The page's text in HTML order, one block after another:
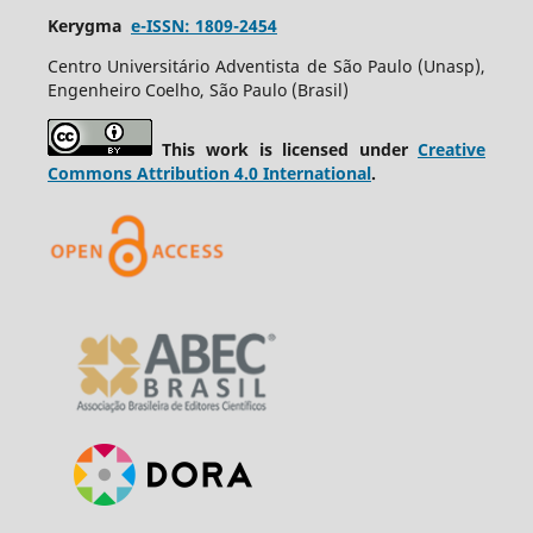
Kerygma e-ISSN: 1809-2454
Centro Universitário Adventista de São Paulo (Unasp),
Engenheiro Coelho, São Paulo (Brasil)
This work is licensed underCreative
Commons Attribution 4.0 International.